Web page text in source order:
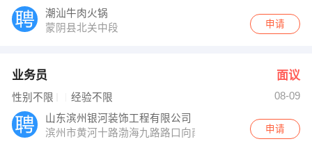
潮汕牛肉火锅
蒙阴县北关中段
申请
业务员 面议
性别不限 经验不限
08-09
山东滨州银河装饰工程有限公司
滨州市黄河十路渤海九路路口向南100路东
申请